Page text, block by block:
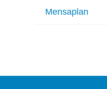
Mensaplan